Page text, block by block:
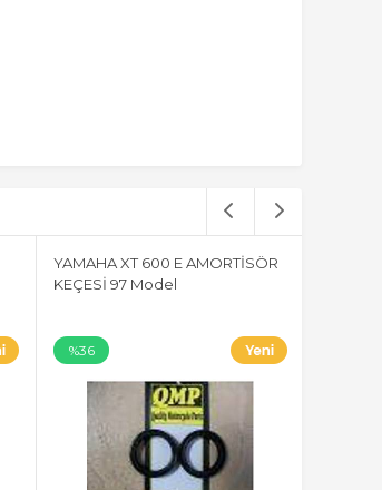
YAMAHA XT 600 E AMORTİSÖR
KEÇESİ 97 Model
%36